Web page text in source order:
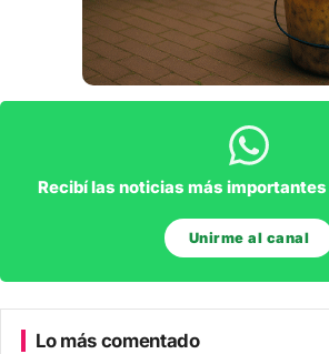
Recibí las noticias más
Unirme al canal
Lo más comentado